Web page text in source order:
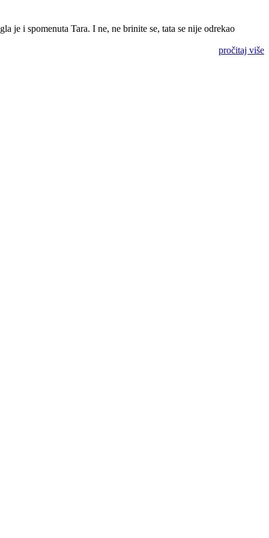
je i spomenuta Tara. I ne, ne brinite se, tata se nije odrekao
pročitaj više